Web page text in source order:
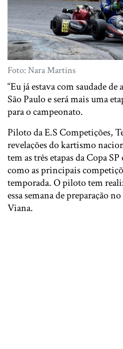
Foto: Nara Martins
“Eu já estava com saudade
São Paulo e será mais uma
para o campeonato.
Piloto da E.S Competições,
revelações do kartismo
tem as três etapas da Copa
como as principais
temporada. O piloto tem
essa semana de preparação
Viana.